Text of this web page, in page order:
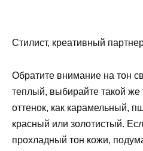
Стилист, креативный
Обратите внимание на тон
теплый, выбирайте такой
оттенок, как карамельный,
красный или золотистый.
прохладный тон кожи,